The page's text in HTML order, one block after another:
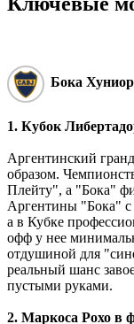
Бока
1. Кубок
Аргентинский
образом.
Плейту", а "Бока"
Аргентины "Бока" с
а в Кубке
офф у нее
отдушиной для
реальный шанс
пустыми руками.
2. Маркоса Рохо в